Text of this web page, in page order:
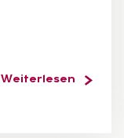
Weiterlesen